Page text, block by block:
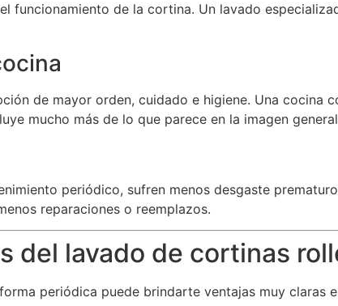
funcionamiento de la cortina. Un lavado
de mayor orden, cuidado e higiene. Una cocina
mucho más de lo que parece en la imagen
periódico, sufren menos desgaste
reparaciones o reemplazos.
del lavado de cortinas
periódica puede brindarte ventajas muy claras